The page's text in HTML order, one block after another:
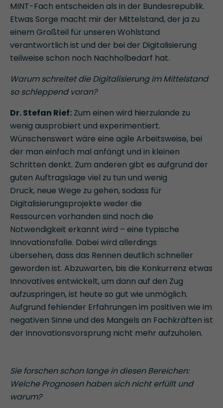
MINT-Fach entscheiden als in der Bundesrepublik.
Etwas Sorge macht mir der Mittelstand, der ja zu
einem Großteil für unseren Wohlstand
verantwortlich ist und der bei der Digitalisierung
teilweise schon noch Nachholbedarf hat.
Warum schreitet die Digitalisierung im Mittelstand
so schleppend voran?
Dr. Stefan Rief: Zum einen wird hierzulande zu
wenig ausprobiert und experimentiert.
Wünschenswert wäre eine agile Arbeitsweise, bei
der man einfach mal anfängt und in kleinen
Schritten denkt. Zum anderen gibt es aufgrund der
guten Auftragslage viel zu tun und wenig
Druck, neue Wege zu gehen, sodass für
Digitalisierungsprojekte weder die
Ressourcen vorhanden sind noch die
Notwendigkeit erkannt wird – eine typische
Innovationsfalle. Dabei wird allerdings
übersehen, dass das Rennen deutlich schneller
geworden ist. Abzuwarten, bis die Konkurrenz etwas
Innovatives entwickelt, um dann auf den Zug
aufzuspringen, ist heute so gut wie unmöglich.
Aufgrund fehlender Erfahrungen im positiven wie im
negativen Sinne und des Mangels an Fachkräften ist
der Innovationsvorsprung nicht mehr aufzuholen.
Sie forschen schon lange in diesen Bereichen:
Welche Prognosen haben sich nicht erfüllt und
warum?